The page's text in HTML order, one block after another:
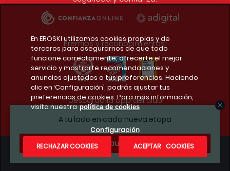
A tu lado en cada nueva etapa
¿Te apuntas?
Premios y reconocimientos:
Descarga la app del club
Condiciones legales
En EROSKI utilizamos cookies propias y de
terceros para asegurarnos de que todo
funcione correctamente, ofrecerte el mejor
servicio y mostrarte recomendaciones y
anuncios ajustados a tus preferencias. Haciendo
clic en ‘Configuración’, podrás ajustar tus
preferencias de cookies. Para más información,
visita nuestra política de cookies
Configuración
RECHAZAR COOKIES
ACEPTAR COOKIES